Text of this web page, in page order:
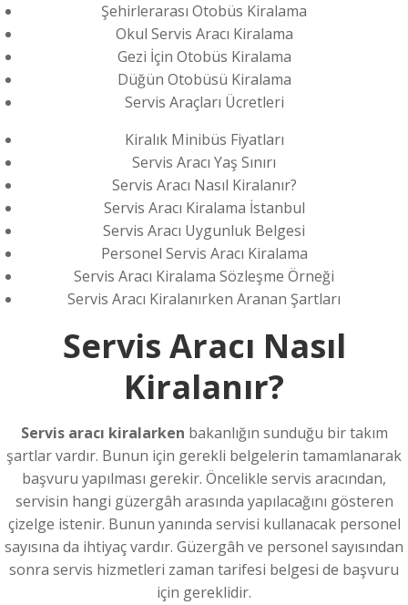
Şehirlerarası Otobüs Kiralama
Okul Servis Aracı Kiralama
Gezi İçin Otobüs Kiralama
Düğün Otobüsü Kiralama
Servis Araçları Ücretleri
Kiralık Minibüs Fiyatları
Servis Aracı Yaş Sınırı
Servis Aracı Nasıl Kiralanır?
Servis Aracı Kiralama İstanbul
Servis Aracı Uygunluk Belgesi
Personel Servis Aracı Kiralama
Servis Aracı Kiralama Sözleşme Örneği
Servis Aracı Kiralanırken Aranan Şartları
Servis Aracı Nasıl
Kiralanır?
Servis aracı kiralarken bakanlığın sunduğu bir takım
şartlar vardır. Bunun için gerekli belgelerin tamamlanarak
başvuru yapılması gerekir. Öncelikle servis aracından,
servisin hangi güzergâh arasında yapılacağını gösteren
çizelge istenir. Bunun yanında servisi kullanacak personel
sayısına da ihtiyaç vardır. Güzergâh ve personel sayısından
sonra servis hizmetleri zaman tarifesi belgesi de başvuru
için gereklidir.